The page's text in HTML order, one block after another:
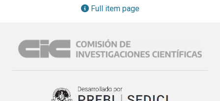
Full item page